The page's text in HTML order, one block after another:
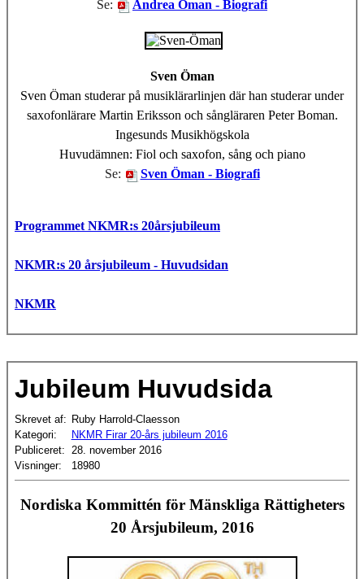
Se: Andrea Öman - Biografi
Sven Öman
Sven Öman studerar på musiklärarlinjen där han studerar under
saxofonlärare Martin Eriksson och sångläraren Peter Boman.
Ingesunds Musikhögskola
Huvudämnen: Fiol och saxofon, sång och piano
Se:
Sven Öman - Biografi
Programmet NKMR:s 20årsjubileum
NKMR:s 20 årsjubileum - Huvudsidan
NKMR
Jubileum Huvudsida
Skrevet af: Ruby Harrold-Claesson
Kategori:
NKMR Firar 20-års jubileum 2016
Publiceret:
28. november 2016
Visninger:
18980
Nordiska Kommittén för Mänskliga Rättigheters
20 Årsjubileum, 2016